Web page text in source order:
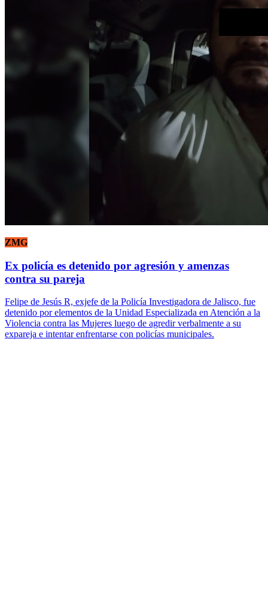
ZMG
Ex policía es detenido por agresión y amenzas
contra su pareja
Felipe de Jesús R, exjefe de la Policía Investigadora de Jalisco, fue
detenido por elementos de la Unidad Especializada en Atención a la
Violencia contra las Mujeres luego de agredir verbalmente a su
expareja e intentar enfrentarse con policías municipales.